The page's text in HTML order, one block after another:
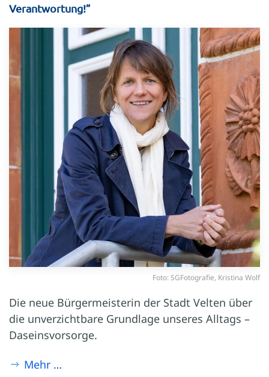
Verantwortung!”
Foto: SGFotografie, Kristina Wolf
Die neue Bürgermeisterin der Stadt Velten über
die unverzichtbare Grundlage unseres Alltags –
Daseinsvorsorge.
Mehr …